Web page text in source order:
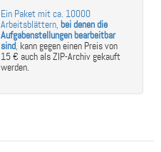
Ein Paket mit ca. 10000
Arbeitsblättern, bei denen die
Aufgabenstellungen bearbeitbar
sind, kann gegen einen Preis von
15 € auch als ZIP-Archiv gekauft
werden.